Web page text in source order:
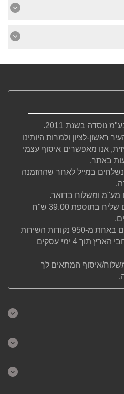
נוסדה בשנת 2011.
ראשון-לציון ולמרות היותינו
אנו מאפשרים איסוף עצמי
באתר.
במייל לאחר שההזמנה
מע"מ ומשלוח בדואר.
ניתן לקבל משלוחים עם שליח בתוספת 39.00 ש"ח
ניתן לאסוף משלוחים גם באחת מ-950 נקודות השירות
של צ'יטה שופס בכל רחבי הארץ תוך 4 ימי עסקים
איסוף המתאים לך